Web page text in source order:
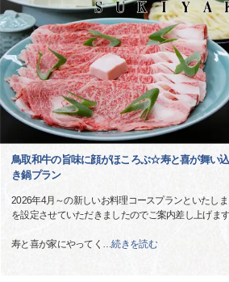
鳥取和牛の旨味に顔がほころぶ☆寿と喜が舞い
き鍋プラン
2026年4月～の新しいお料理コースプランといたし
を設定させていただきましたのでご案内差し上げま
寿と喜が家にやってく …続きを読む